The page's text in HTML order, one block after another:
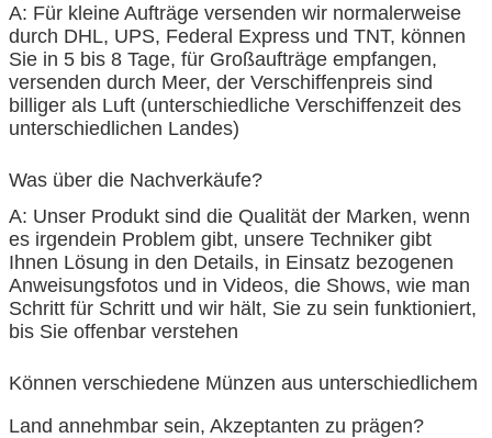
A: Für kleine Aufträge versenden wir normalerweise
durch DHL, UPS, Federal Express und TNT, können
Sie in 5 bis 8 Tage, für Großaufträge empfangen,
versenden durch Meer, der Verschiffenpreis sind
billiger als Luft (unterschiedliche Verschiffenzeit des
unterschiedlichen Landes)
Was über die Nachverkäufe?
A: Unser Produkt sind die Qualität der Marken, wenn
es irgendein Problem gibt, unsere Techniker gibt
Ihnen Lösung in den Details, in Einsatz bezogenen
Anweisungsfotos und in Videos, die Shows, wie man
Schritt für Schritt und wir hält, Sie zu sein funktioniert,
bis Sie offenbar verstehen
Können verschiedene Münzen aus unterschiedlichem
Land annehmbar sein, Akzeptanten zu prägen?